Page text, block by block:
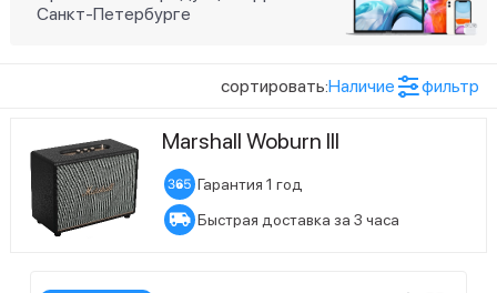
Санкт-Петербурге
сортировать:Наличие фильтр
Marshall Woburn III
Гарантия 1 год
Быстрая доставка за 3 часа